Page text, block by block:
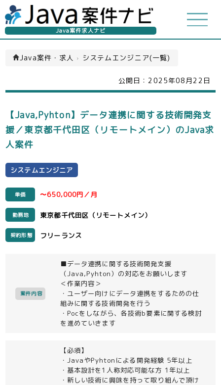
Java案件求人ナビ
Java案件・求人 › システムエンジニア(一覧)
公開日： 2025年08月22日
【Java,Pyhton】データ連携に関する技術開発支
援／東京都千代田区（リモートメイン）のJava求
人案件
システムエンジニア
単価 〜650,000円／月
勤務地 東京都千代田区（リモートメイン）
契約形態 フリーランス
案件内容
■データ連携に関する技術開発支援
（Java,Pyhton）の対応をお願いします
＜作業内容＞
・ユーザー向けにデータ連携をするための仕
組みに関する技術開発を行う
・Pocをしながら、各技術b要素に関する検討
を進めていきます
【必須】
・JavaやPyhtonによる開発経験 5年以上
・基本設計を1人称対応可能な方 1年以上
・新しい技術に興味を持って取り組んで頂け